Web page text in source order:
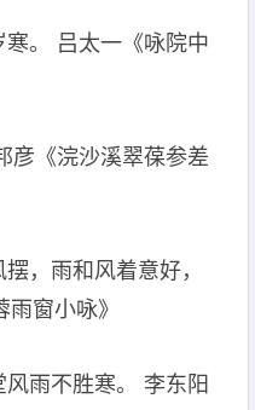
。 吕太一《咏院中
彦《浣沙溪翠葆参差
，雨和风着意好，
窗小咏》
雨不胜寒。 李东阳